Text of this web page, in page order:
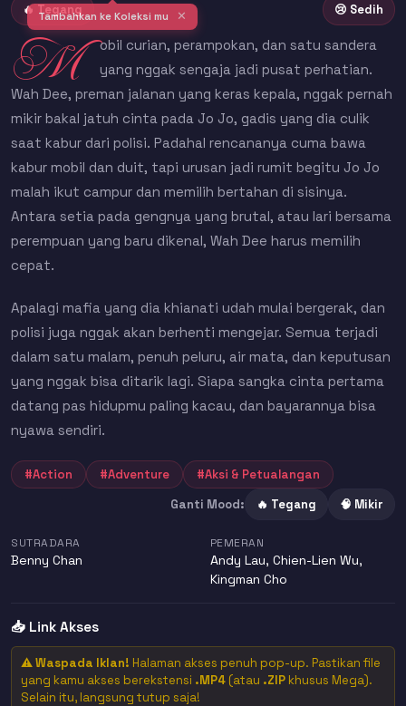
Tambahkan ke Koleksi mu ✕
🔥 Tegang 😢 Sedih
M
obil curian, perampokan, dan satu sandera
yang nggak sengaja jadi pusat perhatian.
Wah Dee, preman jalanan yang keras kepala, nggak pernah
mikir bakal jatuh cinta pada Jo Jo, gadis yang dia culik
saat kabur dari polisi. Padahal rencananya cuma bawa
kabur mobil dan duit, tapi urusan jadi rumit begitu Jo Jo
malah ikut campur dan memilih bertahan di sisinya.
Antara setia pada gengnya yang brutal, atau lari bersama
perempuan yang baru dikenal, Wah Dee harus memilih
cepat.
Apalagi mafia yang dia khianati udah mulai bergerak, dan
polisi juga nggak akan berhenti mengejar. Semua terjadi
dalam satu malam, penuh peluru, air mata, dan keputusan
yang nggak bisa ditarik lagi. Siapa sangka cinta pertama
datang pas hidupmu paling kacau, dan bayarannya bisa
nyawa sendiri.
#Action #Adventure
#Aksi & Petualangan
Ganti Mood:
🔥 Tegang 🧠 Mikir
SUTRADARA
Benny Chan
PEMERAN
Andy Lau, Chien-Lien Wu,
Kingman Cho
📥 Link Akses
⚠️Waspada Iklan! Halaman akses penuh pop-up. Pastikan file
yang kamu akses berekstensi .MP4 (atau .ZIP khusus Mega).
Selain itu, langsung tutup saja!